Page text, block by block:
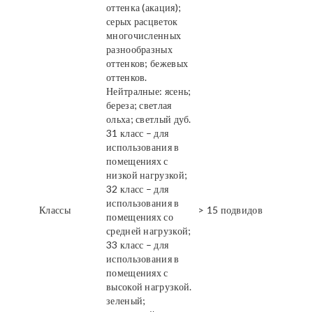
оттенка (акация);
серых расцветок
многочисленных
разнообразных
оттенков; бежевых
оттенков.
Нейтралные: ясень;
береза; светлая
ольха; светлый дуб.
Классы
31 класс – для
использования в
помещениях с
низкой нагрузкой;
32 класс – для
использования в
помещениях со
средней нагрузкой;
33 класс – для
использования в
помещениях с
высокой нагрузкой.
> 15 подвидов
зеленый;